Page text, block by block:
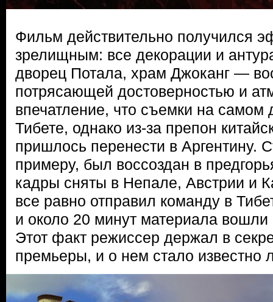
Фильм действительно получился
зрелищным: все декорации и
дворец Потала, храм Джоканг —
потрясающей достоверностью и
впечатление, что съемки на самом
Тибете, однако из-за препон
пришлось перенести в Аргентину.
примеру, был воссоздан в
кадры сняты в Непале, Австрии и
все равно отправил команду в
и около 20 минут материала
Этот факт режиссер держал в
премьеры, и о нем стало известно